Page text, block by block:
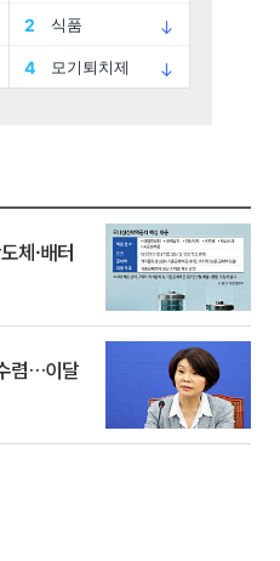
체·배터
렴…이달